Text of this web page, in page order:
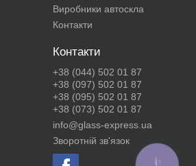
Виробники автоскла
Контакти
Контакти
+38 (044) 502 01 87
+38 (097) 502 01 87
+38 (095) 502 01 87
+38 (073) 502 01 87
info@glass-express.ua
Зворотній зв'язок
КНОПКА